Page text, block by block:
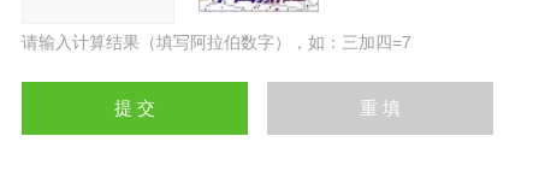
请输入计算结果（填写阿拉伯数字），如：三加四=7